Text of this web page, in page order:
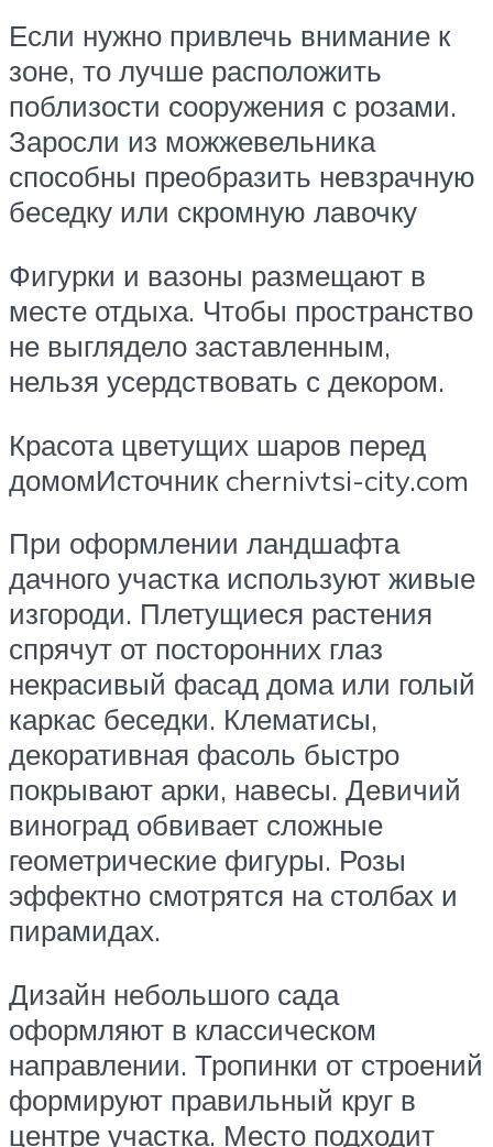
Если нужно привлечь внимание к
зоне, то лучше расположить
поблизости сооружения с розами.
Заросли из можжевельника
способны преобразить невзрачную
беседку или скромную лавочку
Фигурки и вазоны размещают в
месте отдыха. Чтобы пространство
не выглядело заставленным,
нельзя усердствовать с декором.
Красота цветущих шаров перед
домомИсточник chernivtsi-city.com
При оформлении ландшафта
дачного участка используют живые
изгороди. Плетущиеся растения
спрячут от посторонних глаз
некрасивый фасад дома или голый
каркас беседки. Клематисы,
декоративная фасоль быстро
покрывают арки, навесы. Девичий
виноград обвивает сложные
геометрические фигуры. Розы
эффектно смотрятся на столбах и
пирамидах.
Дизайн небольшого сада
оформляют в классическом
направлении. Тропинки от строений
формируют правильный круг в
центре участка. Место подходит